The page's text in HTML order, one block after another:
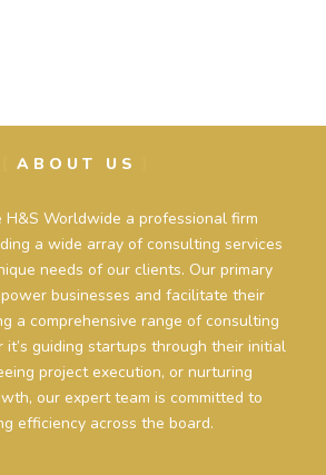
ABOUT US
H&S Worldwide a professional firm
a wide array of consulting services
needs of our clients. Our primary
businesses and facilitate their
a comprehensive range of consulting
guiding startups through their initial
project execution, or nurturing
our expert team is committed to
efficiency across the board.